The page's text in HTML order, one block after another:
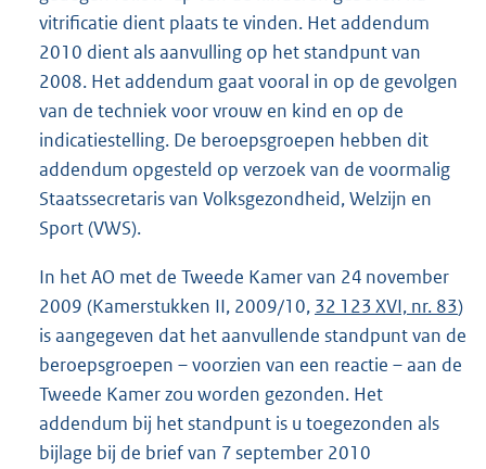
vitrificatie dient plaats te vinden. Het addendum
2010 dient als aanvulling op het standpunt van
2008. Het addendum gaat vooral in op de gevolgen
van de techniek voor vrouw en kind en op de
indicatiestelling. De beroepsgroepen hebben dit
addendum opgesteld op verzoek van de voormalig
Staatssecretaris van Volksgezondheid, Welzijn en
Sport (VWS).
In het AO met de Tweede Kamer van 24 november
2009 (Kamerstukken II, 2009/10, 32 123 XVI, nr. 83)
is aangegeven dat het aanvullende standpunt van de
beroepsgroepen – voorzien van een reactie – aan de
Tweede Kamer zou worden gezonden. Het
addendum bij het standpunt is u toegezonden als
bijlage bij de brief van 7 september 2010